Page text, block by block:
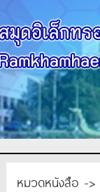
หมวดหนังสือ ->